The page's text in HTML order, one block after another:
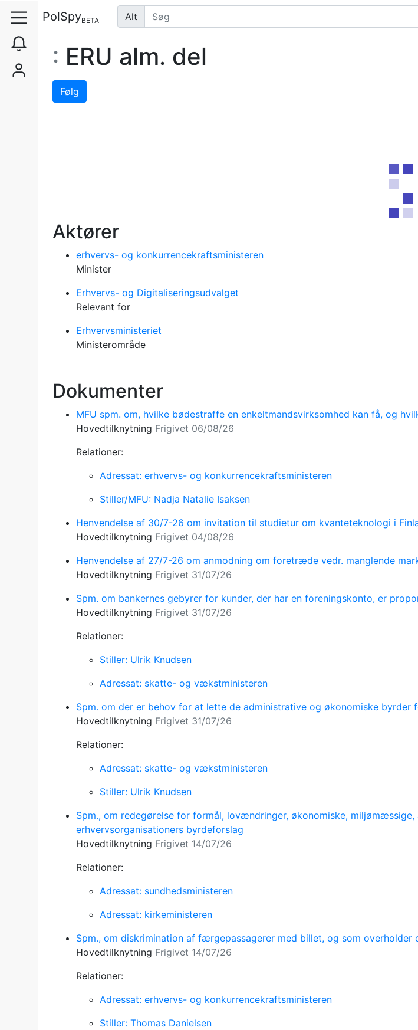
PolSpyBETA Alt
: ERU alm. del
Følg
Aktører
erhvervs- og konkurrencekraftsministeren
Minister
Erhvervs- og Digitaliseringsudvalget
Relevant for
Erhvervsministeriet
Ministerområde
Dokumenter
MFU spm. om, hvilke bødestraffe en enkeltmandsvirksomhed kan få, og
Hovedtilknytning Frigivet 06/08/26
Relationer:
Adressat: erhvervs- og konkurrencekraftsministeren
Stiller/MFU: Nadja Natalie Isaksen
Henvendelse af 30/7-26 om invitation til studietur om kvanteteknologi i
Hovedtilknytning Frigivet 04/08/26
Henvendelse af 27/7-26 om anmodning om foretræde vedr. manglende
Hovedtilknytning Frigivet 31/07/26
Spm. om bankernes gebyrer for kunder, der har en foreningskonto, er
Hovedtilknytning Frigivet 31/07/26
Relationer:
Stiller: Ulrik Knudsen
Adressat: skatte- og vækstministeren
Spm. om der er behov for at lette de administrative og økonomiske byrder
Hovedtilknytning Frigivet 31/07/26
Relationer:
Adressat: skatte- og vækstministeren
Stiller: Ulrik Knudsen
Spm., om redegørelse for formål, lovændringer, økonomiske,
erhvervsorganisationers byrdeforslag
Hovedtilknytning Frigivet 14/07/26
Relationer:
Adressat: sundhedsministeren
Adressat: kirkeministeren
Spm., om diskrimination af færgepassagerer med billet, og som overholder
Hovedtilknytning Frigivet 14/07/26
Relationer:
Adressat: erhvervs- og konkurrencekraftsministeren
Stiller: Thomas Danielsen